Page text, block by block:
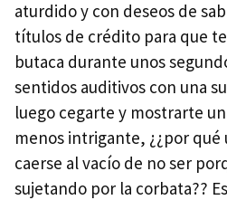
aturdido y con deseos de
títulos de crédito para que
butaca durante unos
sentidos auditivos con una
luego cegarte y mostrarte
menos intrigante, ¿¿por
caerse al vacío de no ser
sujetando por la corbata??